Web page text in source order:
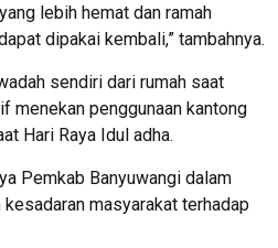
lebih hemat dan ramah
dipakai kembali,” tambahnya.
sendiri dari rumah saat
menekan penggunaan kantong
Hari Raya Idul adha.
Pemkab Banyuwangi dalam
masyarakat terhadap